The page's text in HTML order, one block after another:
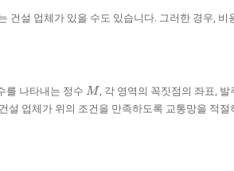
건설 업체가 있을 수도 있습니다. 그러한 경우, 비
를 나타내는 정수 M
M , 각 영역의 꼭짓점의 좌표, 발
설 업체가 위의 조건을 만족하도록 교통망을 적절